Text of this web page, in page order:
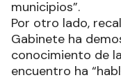
municipios”.
Por otro lado,
Gabinete ha
conocimiento de
encuentro ha